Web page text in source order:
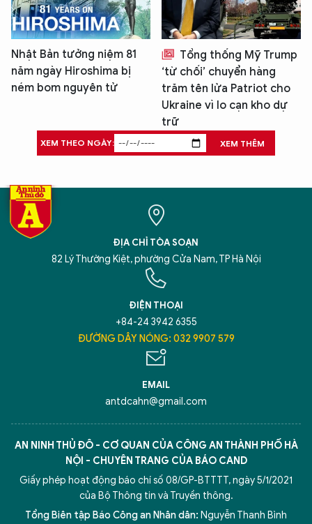
Nhật Bản tưởng niệm 81
năm ngày Hiroshima bị
ném bom nguyên tử
Tổng thống Mỹ Trump
‘từ chối’ chuyển hàng
trăm tên lửa Patriot cho
Ukraine vì lo cạn kho dự
trữ
XEM THEO NGÀY: XEM THÊM
ĐỊA CHỈ TÒA SOẠN
82 Lý Thường Kiệt, phường Cửa Nam, TP Hà Nội
ĐIỆN THOẠI
+84-24 3942 6355
ĐƯỜNG DÂY NÓNG: 032 9907 579
EMAIL
antdcahn@gmail.com
AN NINH THỦ ĐÔ - CƠ QUAN CỦA CÔNG AN THÀNH PHỐ HÀ
NỘI - CHUYÊN TRANG CỦA BÁO CAND
Giấy phép hoạt động báo chí số 08/GP-BTTTT, ngày 5/1/2021
của Bộ Thông tin và Truyền thông.
Tổng Biên tập Báo Công an Nhân dân: Nguyễn Thanh Bình